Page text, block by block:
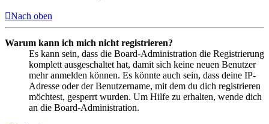
Nach oben
Warum kann ich mich nicht registrieren?
Es kann sein, dass die Board-Administration die Registrierung
komplett ausgeschaltet hat, damit sich keine neuen Benutzer
mehr anmelden können. Es könnte auch sein, dass deine IP-
Adresse oder der Benutzername, mit dem du dich registrieren
möchtest, gesperrt wurden. Um Hilfe zu erhalten, wende dich
an die Board-Administration.